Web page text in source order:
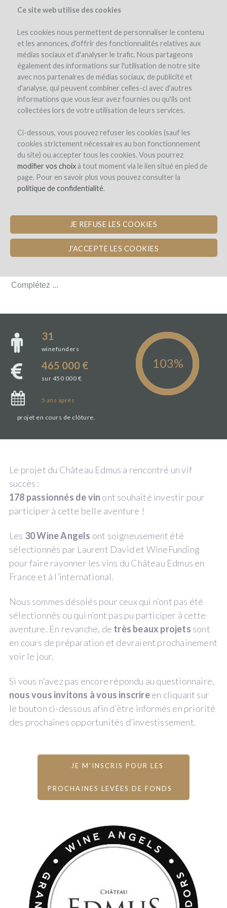
Ce site web utilise des cookies
Les cookies nous permettent de personnaliser le contenu
et les annonces, d'offrir des fonctionnalités relatives aux
médias sociaux et d'analyser le trafic. Nous partageons
également des informations sur l'utilisation de notre site
avec nos partenaires de médias sociaux, de publicité et
d'analyse, qui peuvent combiner celles-ci avec d'autres
informations que vous leur avez fournies ou qu'ils ont
collectées lors de votre utilisation de leurs services.
Ci-dessous, vous pouvez refuser les cookies (sauf les
cookies strictement nécessaires au bon fonctionnement
du site) ou accepter tous les cookies. Vous pourrez
modifier vos choixà tout moment via le lien situé en pied de
page. Pour en savoir plus vous pouvez consulter la
politique de confidentialité.
JE REFUSE LES COOKIES
J'ACCEPTE LES COOKIES
le projet l'équipe les intérêts en vin frais et risques
Château EDMUS
FAIRE RENAÎTRE UNE PÉPITE DE
SAINT-ÉMILION
FRAIS ET RISQUES
FRAIS ET RISQUES
Complétez ...
31
winefunders
465 000 €
sur 450 000 €
5 ans après
projet en cours de clôture.
Le projet du Château Edmus a rencontré un vif
succès :
178 passionnés de vin ont souhaité investir pour
participer à cette belle aventure !
Les 30 Wine Angels ont soigneusement été
sélectionnés par Laurent David et WineFunding
pour faire rayonner les vins du Château Edmus en
France et à l’international.
Nous sommes désolés pour ceux qui n’ont pas été
sélectionnés ou qui n’ont pas pu participer à cette
aventure. En revanche, de très beaux projets sont
en cours de préparation et devraient prochainement
voir le jour.
Si vous n'avez pas encore répondu au questionnaire,
nous vous invitons à vous inscrireen cliquant sur
le bouton ci-dessous afin d’être informés en priorité
des prochaines opportunités d’investissement.
JE M'INSCRIS POUR LES
PROCHAINES LEVÉES DE FONDS